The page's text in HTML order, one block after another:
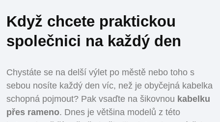
Když chcete praktickou
společnici na každý den
Chystáte se na delší výlet po městě nebo toho s
sebou nosíte každý den víc, než je obyčejná kabelka
schopná pojmout? Pak vsaďte na šikovnou kabelku
přes rameno. Dnes je většina modelů z této